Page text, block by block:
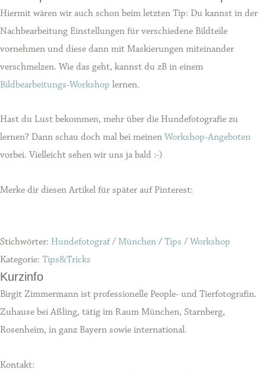
Hiermit wären wir auch schon beim letzten Tip: Du kannst in der
Nachbearbeitung Einstellungen für verschiedene Bildteile
vornehmen und diese dann mit Maskierungen miteinander
verschmelzen. Wie das geht, kannst du zB in einem
Bildbearbeitungs-Workshop lernen.
Hast du Lust bekommen, mehr über die Hundefotografie zu
lernen? Dann schau doch mal bei meinen Workshop-Angeboten
vorbei. Vielleicht sehen wir uns ja bald :-)
Merke dir diesen Artikel für später auf Pinterest:
Stichwörter: Hundefotograf/ München / Tips / Workshop
Kategorie: Tips&Tricks
Kurzinfo
Birgit Zimmermann ist professionelle People- und Tierfotografin.
Zuhause bei Aßling, tätig im Raum München, Starnberg,
Rosenheim, in ganz Bayern sowie international.
Kontakt: